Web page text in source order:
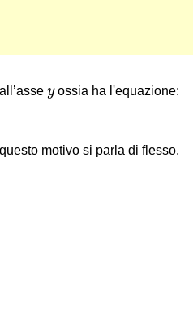
y
yossia ha l'equazione:
motivo si parla di flesso.